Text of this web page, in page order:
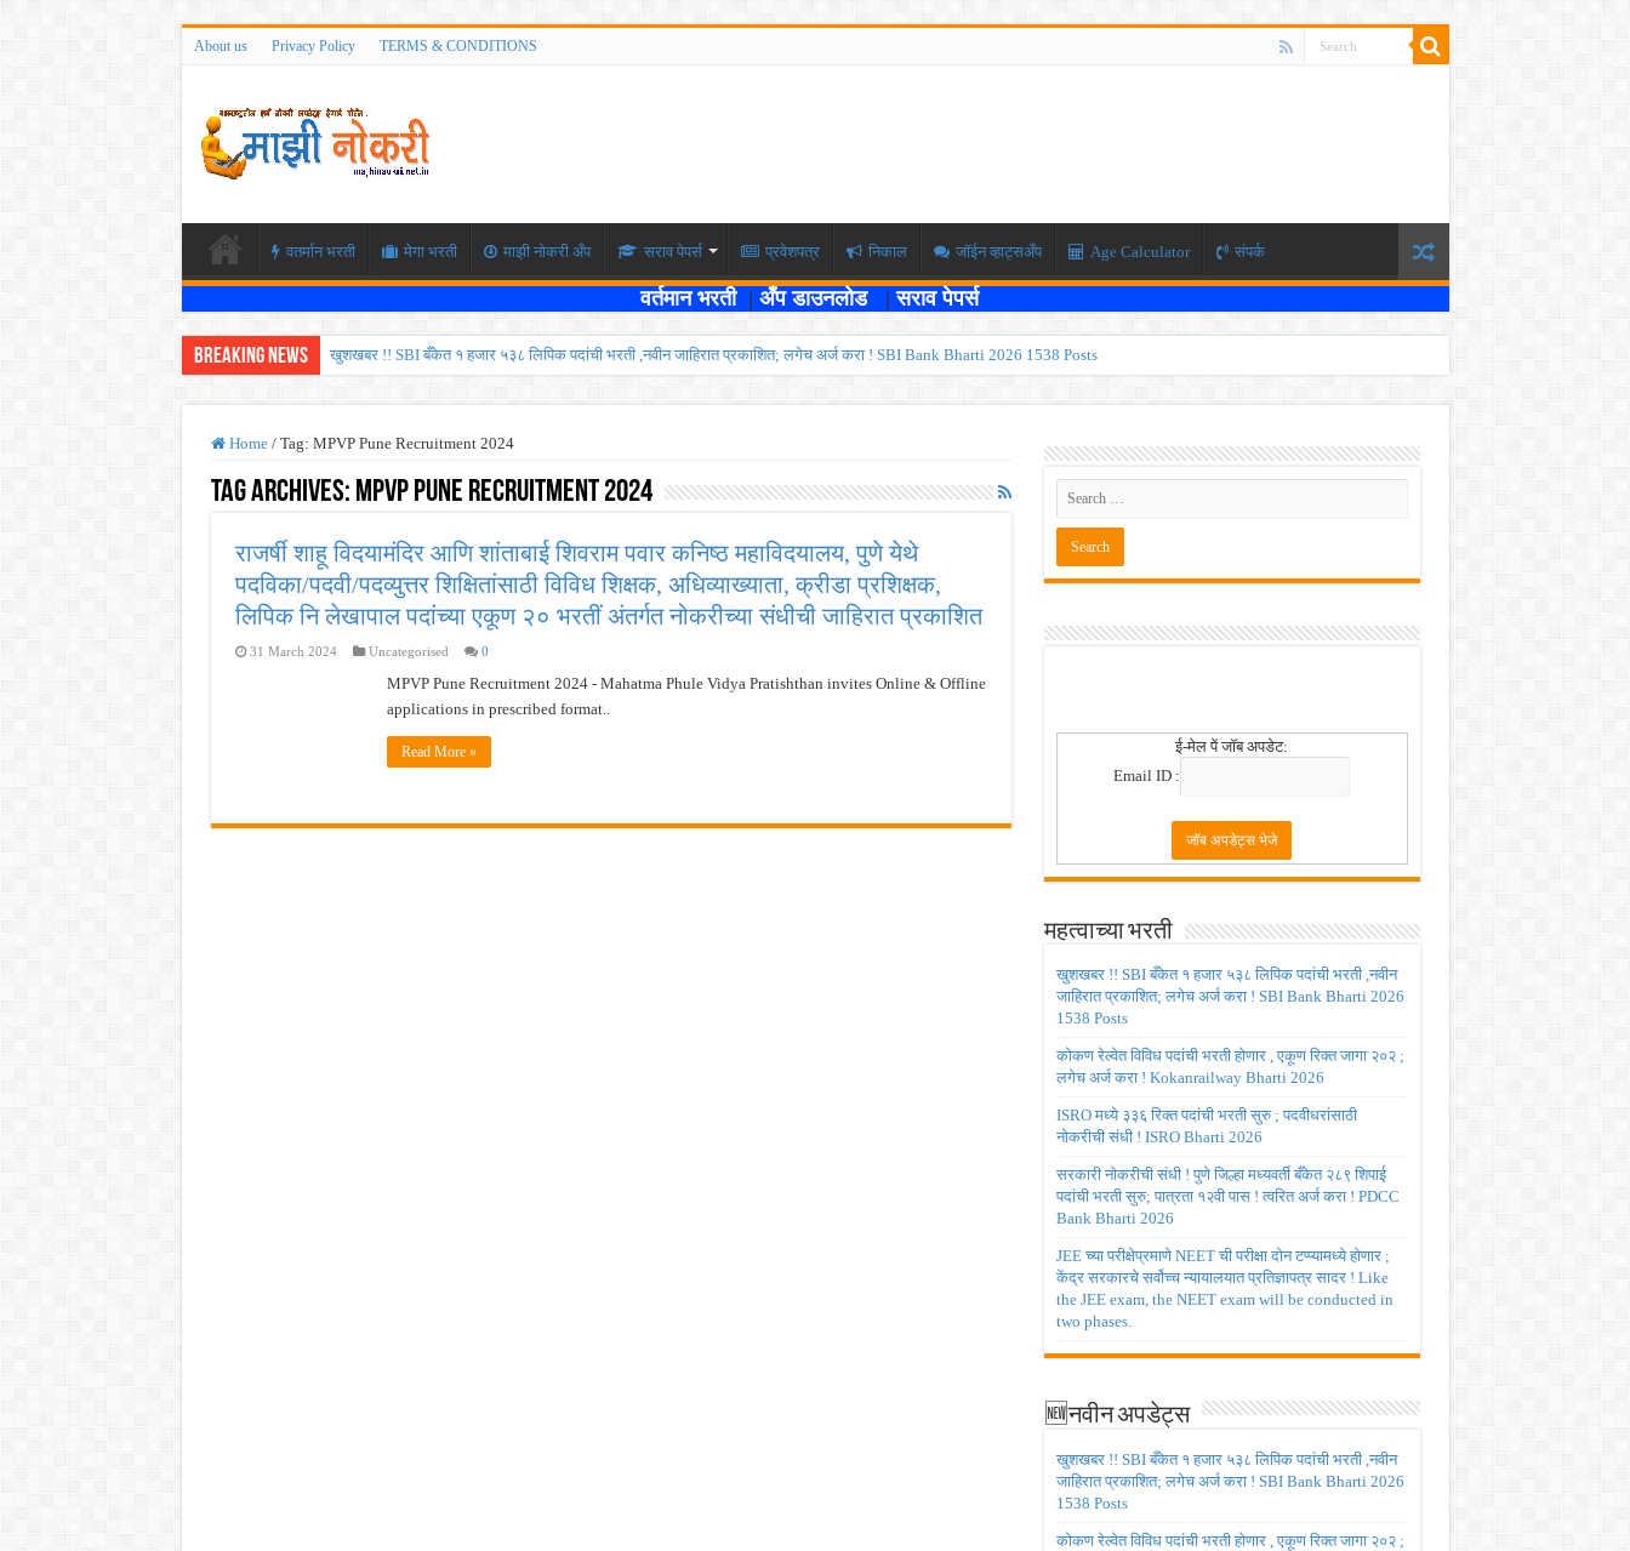
About us Privacy Policy TERMS & CONDITIONS
वतर्मान भरती मेगा भरती माझी नोकरी अँप सराव पेपर्स प्रवेशपत्र निकाल जॉईन व्हाट्सअँप Age Calculator संपर्क
वर्तमान भरती | अँप डाउनलोड |सराव पेपर्स
Breaking News खुशखबर !! SBI बँकेत १ हजार ५३८ लिपिक पदांची भरती ,नवीन जाहिरात प्रकाशित; लगेच अर्ज करा ! SBI Bank Bharti 2026 1538 Posts
MPSC गट -क पूर्व परीक्षेचा अर्ज करण्यासाठी मुदतवाढ ; १० ऑगस्ट २०२६ अंतिम तारीख ! MPSC Bharti 2026
सर्वोच्च न्यायालयाचा निर्णय ! पदवीधर वेतनश्रेणी पुन्हा थांबली ; शिक्षकांना धाकधूक ! Teacher Bharti 2026
IBPS द्वारे ११४०३ कलर्क पदांची मोठी भरती ; बँकेत काम करण्याची सुवर्ण संधी ! IBPS Bharti 2026
खुशखबर ! नागपूर विद्यापीठ मध्ये १३९ सहायक प्राध्यापक पदांची भरती सुरु ! Nagpur University Bharti 2026
Home / Tag: MPVP Pune Recruitment 2024
Tag Archives: MPVP Pune Recruitment 2024
राजर्षी शाहू विदयामंदिर आणि शांताबाई शिवराम पवार कनिष्ठ महाविदयालय, पुणे येथे
पदविका/पदवी/पदव्युत्तर शिक्षितांसाठी विविध शिक्षक, अधिव्याख्याता, क्रीडा प्रशिक्षक,
लिपिक नि लेखापाल पदांच्या एकूण २० भरतीं अंतर्गत नोकरीच्या संधीची जाहिरात प्रकाशित
31 March 2024 Uncategorised 0
MPVP Pune Recruitment 2024 - Mahatma Phule Vidya Pratishthan invites Online & Offline
applications in prescribed format..
Read More »
ई-मेल पें जॉब अपडेट:
Email ID :
महत्वाच्या भरती
खुशखबर !! SBI बँकेत १ हजार ५३८ लिपिक पदांची भरती ,नवीन
जाहिरात प्रकाशित; लगेच अर्ज करा ! SBI Bank Bharti 2026
1538 Posts
कोकण रेल्वेत विविध पदांची भरती होणार , एकूण रिक्त जागा २०२ ;
लगेच अर्ज करा ! Kokanrailway Bharti 2026
ISRO मध्ये ३३६ रिक्त पदांची भरती सुरु ; पदवीधरांसाठी
नोकरीची संधी ! ISRO Bharti 2026
सरकारी नोकरीची संधी ! पुणे जिल्हा मध्यवर्ती बँकेत २८९ शिपाई
पदांची भरती सुरु; पात्रता १२वी पास ! त्वरित अर्ज करा ! PDCC
Bank Bharti 2026
JEE च्या परीक्षेप्रमाणे NEET ची परीक्षा दोन टप्प्यामध्ये होणार ;
केंद्र सरकारचे सर्वोच्च न्यायालयात प्रतिज्ञापत्र सादर ! Like
the JEE exam, the NEET exam will be conducted in
two phases.
🆕नवीन अपडेट्स
खुशखबर !! SBI बँकेत १ हजार ५३८ लिपिक पदांची भरती ,नवीन
जाहिरात प्रकाशित; लगेच अर्ज करा ! SBI Bank Bharti 2026
1538 Posts
कोकण रेल्वेत विविध पदांची भरती होणार , एकूण रिक्त जागा २०२ ;